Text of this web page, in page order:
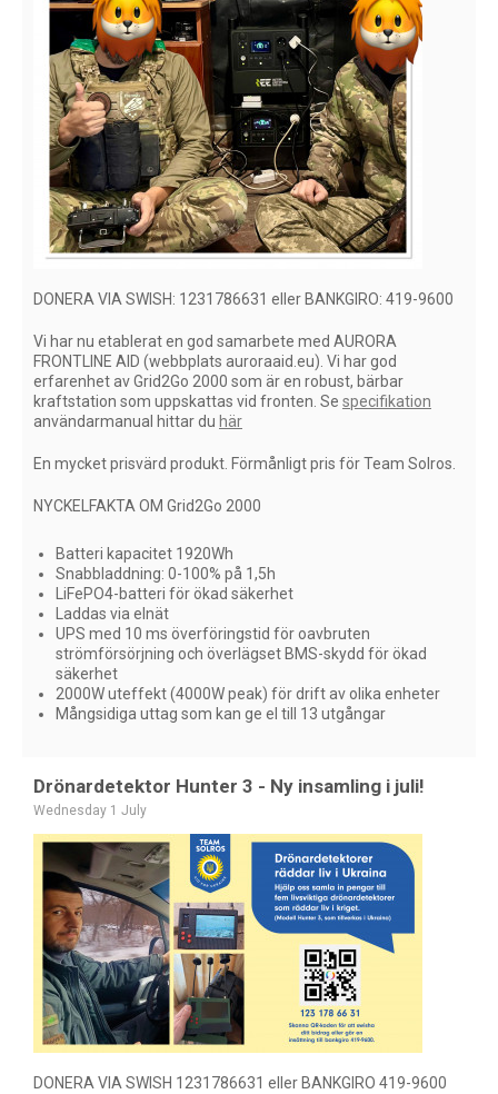
DONERA VIA SWISH: 1231786631 eller BANKGIRO: 419-9600
Vi har nu etablerat en god samarbete med AURORA
FRONTLINE AID (webbplats auroraaid.eu). Vi har god
erfarenhet av Grid2Go 2000 som är en robust, bärbar
kraftstation som uppskattas vid fronten. Se specifikation
användarmanual hittar du här
En mycket prisvärd produkt. Förmånligt pris för Team Solros.
NYCKELFAKTA OM Grid2Go 2000
Batteri kapacitet 1920Wh
Snabbladdning: 0-100% på 1,5h
LiFePO4-batteri för ökad säkerhet
Laddas via elnät
UPS med 10 ms överföringstid för oavbruten
strömförsörjning och överlägset BMS-skydd för ökad
säkerhet
2000W uteffekt (4000W peak) för drift av olika enheter
Mångsidiga uttag som kan ge el till 13 utgångar
Drönardetektor Hunter 3 - Ny insamling i juli!
Wednesday 1 July
DONERA VIA SWISH 1231786631 eller BANKGIRO 419-9600